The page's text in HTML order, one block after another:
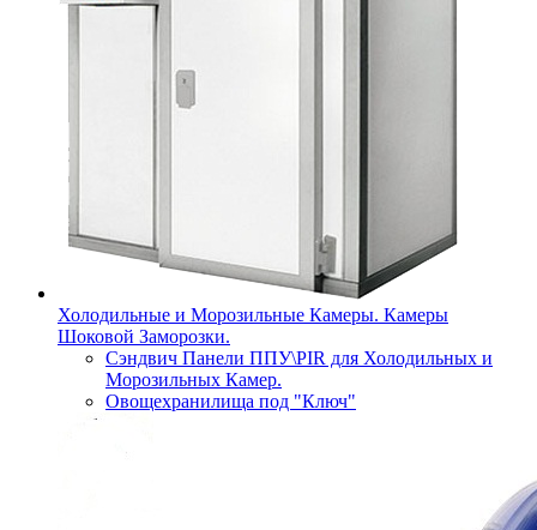
Холодильные и Морозильные Камеры. Камеры
Шоковой Заморозки.
Сэндвич Панели ППУ\PIR для Холодильных и
Морозильных Камер.
Овощехранилища под "Ключ"